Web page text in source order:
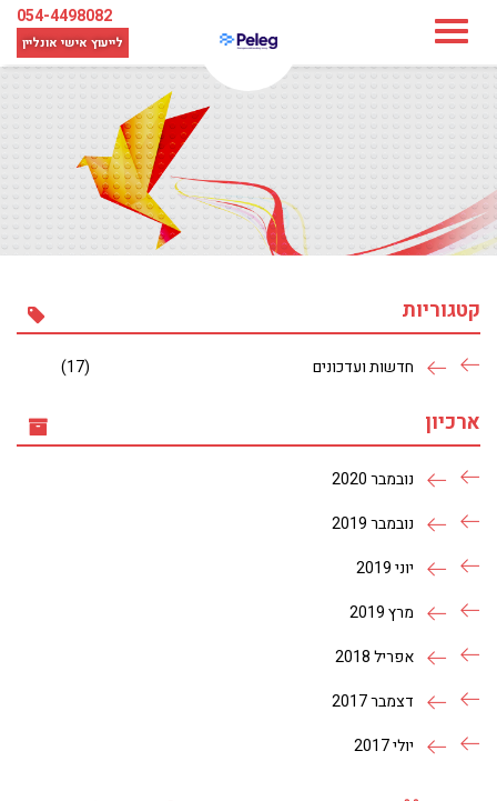
054-4498082
לייעוץ אישי אונליין
קטגוריות
חדשות ועדכונים (17)
ארכיון
נובמבר 2020
נובמבר 2019
יוני 2019
מרץ 2019
אפריל 2018
דצמבר 2017
יולי 2017